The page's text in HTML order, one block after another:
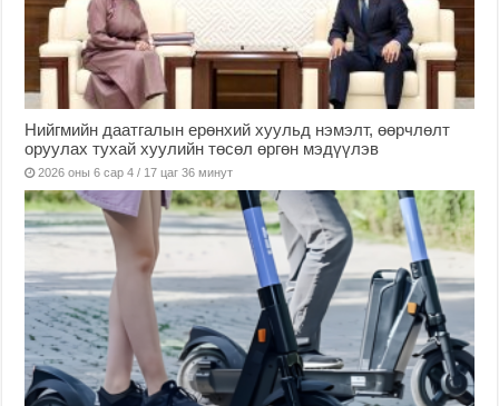
Нийгмийн даатгалын ерөнхий хуульд нэмэлт, өөрчлөлт
оруулах тухай хуулийн төсөл өргөн мэдүүлэв
2026 оны 6 сар 4 / 17 цаг 36 минут